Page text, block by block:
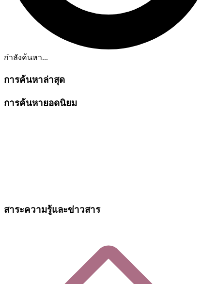
กำลังค้นหา...
การค้นหาล่าสุด
การค้นหายอดนิยม
สาระความรู้และข่าวสาร